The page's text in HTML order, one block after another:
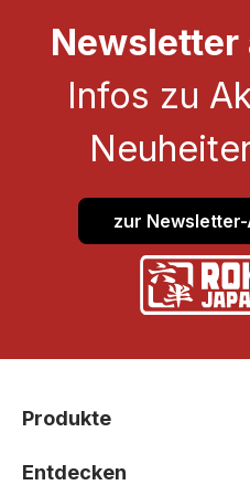
Newsletter
Infos zu
zur
Produkte
Entdecken